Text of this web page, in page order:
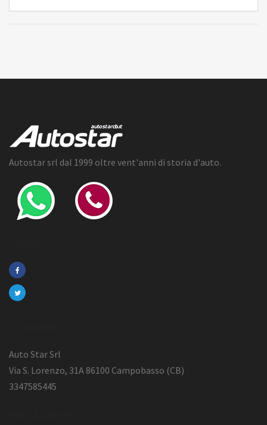
Autostar srl dal 1999 oltre vent'anni di storia d'auto.
Auto Star Srl
Via S. Lorenzo, 31A 86100 Campobasso (CB)
3347585445